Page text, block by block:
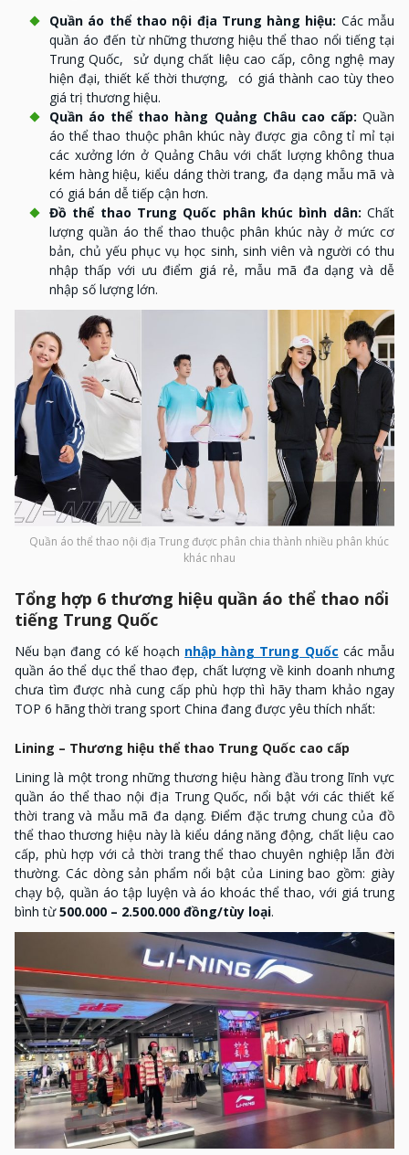
Quần áo thể thao nội địa Trung hàng hiệu: Các mẫu
quần áo đến từ những thương hiệu thể thao nổi tiếng tại
Trung Quốc, sử dụng chất liệu cao cấp, công nghệ may
hiện đại, thiết kế thời thượng, có giá thành cao tùy theo
giá trị thương hiệu.
Quần áo thể thao hàng Quảng Châu cao cấp: Quần
áo thể thao thuộc phân khúc này được gia công tỉ mỉ tại
các xưởng lớn ở Quảng Châu với chất lượng không thua
kém hàng hiệu, kiểu dáng thời trang, đa dạng mẫu mã và
có giá bán dễ tiếp cận hơn.
Đồ thể thao Trung Quốc phân khúc bình dân: Chất
lượng quần áo thể thao thuộc phân khúc này ở mức cơ
bản, chủ yếu phục vụ học sinh, sinh viên và người có thu
nhập thấp với ưu điểm giá rẻ, mẫu mã đa dạng và dễ
nhập số lượng lớn.
Quần áo thể thao nội địa Trung được phân chia thành nhiều phân khúc
khác nhau
Tổng hợp 6 thương hiệu quần áo thể thao nổi
tiếng Trung Quốc
Nếu bạn đang có kế hoạch nhập hàng Trung Quốc các mẫu
quần áo thể dục thể thao đẹp, chất lượng về kinh doanh nhưng
chưa tìm được nhà cung cấp phù hợp thì hãy tham khảo ngay
TOP 6 hãng thời trang sport China đang được yêu thích nhất:
Lining – Thương hiệu thể thao Trung Quốc cao cấp
Lining là một trong những thương hiệu hàng đầu trong lĩnh vực
quần áo thể thao nội địa Trung Quốc, nổi bật với các thiết kế
thời trang và mẫu mã đa dạng. Điểm đặc trưng chung của đồ
thể thao thương hiệu này là kiểu dáng năng động, chất liệu cao
cấp, phù hợp với cả thời trang thể thao chuyên nghiệp lẫn đời
thường. Các dòng sản phẩm nổi bật của Lining bao gồm: giày
chạy bộ, quần áo tập luyện và áo khoác thể thao, với giá trung
bình từ500.000 – 2.500.000 đồng/tùy loại.